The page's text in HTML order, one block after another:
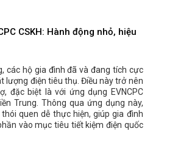
CSKH: Hành động nhỏ, hiệu
các hộ gia đình đã và đang tích cực
lượng điện tiêu thụ. Điều này trở nên
đặc biệt là với ứng dụng EVNCPC
Trung. Thông qua ứng dụng này,
quen dễ thực hiện, giúp gia đình
vào mục tiêu tiết kiệm điện quốc